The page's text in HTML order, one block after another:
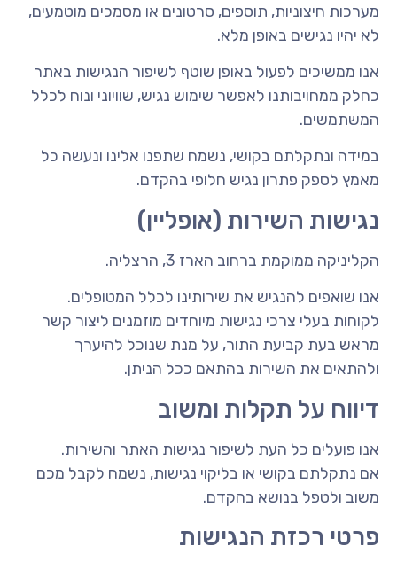
מערכות חיצוניות, תוספים, סרטונים או מסמכים מוטמעים,
לא יהיו נגישים באופן מלא.
אנו ממשיכים לפעול באופן שוטף לשיפור הנגישות באתר
כחלק ממחויבותנו לאפשר שימוש נגיש, שוויוני ונוח לכלל
המשתמשים.
במידה ונתקלתם בקושי, נשמח שתפנו אלינו ונעשה כל
מאמץ לספק פתרון נגיש חלופי בהקדם.
נגישות השירות (אופליין)
הקליניקה ממוקמת ברחוב הארז 3, הרצליה.
אנו שואפים להנגיש את שירותינו לכלל המטופלים.
לקוחות בעלי צרכי נגישות מיוחדים מוזמנים ליצור קשר
מראש בעת קביעת התור, על מנת שנוכל להיערך
ולהתאים את השירות בהתאם ככל הניתן.
דיווח על תקלות ומשוב
אנו פועלים כל העת לשיפור נגישות האתר והשירות.
אם נתקלתם בקושי או בליקוי נגישות, נשמח לקבל מכם
משוב ולטפל בנושא בהקדם.
פרטי רכזת הנגישות